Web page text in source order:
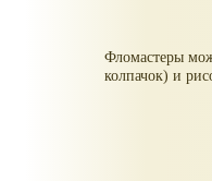
Фломастеры
колпачок) и